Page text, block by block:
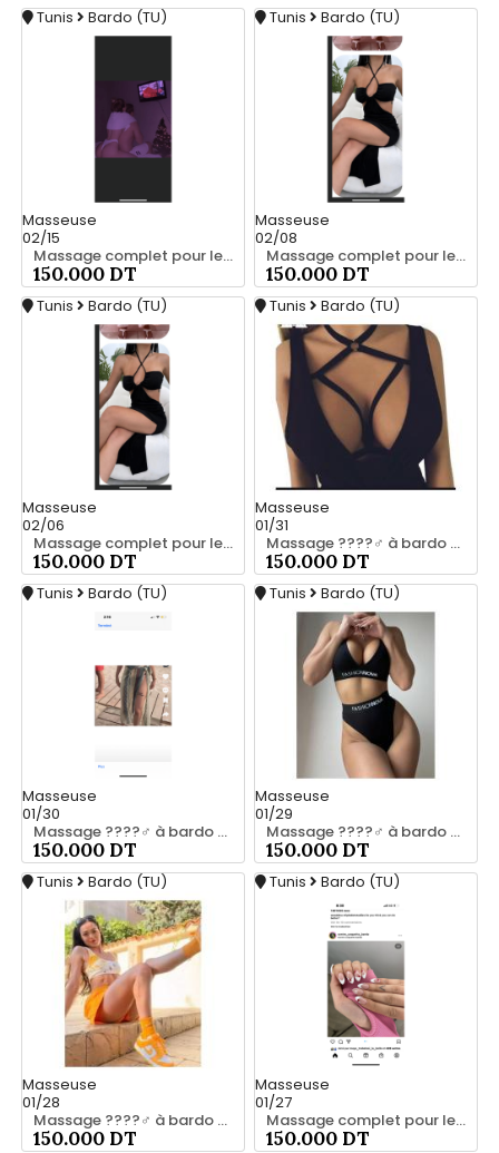
Tunis Bardo (TU)
Masseuse
02/15
Massage complet pour les hommes srd à bardo 55066248
150.000 DT
Tunis Bardo (TU)
Masseuse
02/08
Massage complet pour les hommes srd 55066248
150.000 DT
Tunis Bardo (TU)
Masseuse
02/06
Massage complet pour les hommes srd chez moi 55066248
150.000 DT
Tunis Bardo (TU)
Masseuse
01/31
Massage ????‍♂️ à bardo srd 55066248
150.000 DT
Tunis Bardo (TU)
Masseuse
01/30
Massage ????‍♂️ à bardo srd 20466285
150.000 DT
Tunis Bardo (TU)
Masseuse
01/29
Massage ????‍♂️ à bardo srd chez moi 55066248
150.000 DT
Tunis Bardo (TU)
Masseuse
01/28
Massage ????‍♂️ à bardo srd 20466285
150.000 DT
Tunis Bardo (TU)
Masseuse
01/27
Massage complet pour les hommes srd à bardo 55066248
150.000 DT